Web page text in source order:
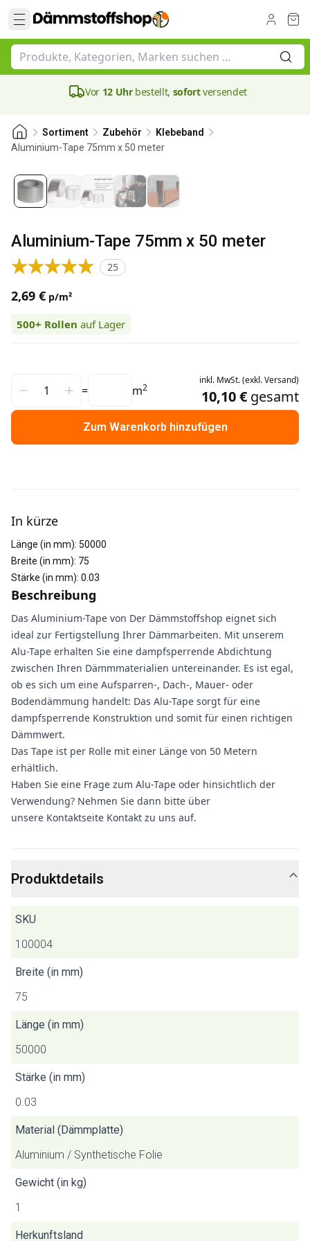
Vor 12 Uhrbestellt, sofortversendet
Sortiment Zubehör
Klebeband
Aluminium-Tape 75mm x 50 meter
Aluminium-Tape 75mm x 50 meter
25
2,69 € p/m²
500+ Rollen auf Lager
= m2
inkl. MwSt.(exkl.Versand)
10,10 € gesamt
Zum Warenkorb hinzufügen
In kürze
Länge (in mm): 50000
Breite (in mm): 75
Stärke (in mm): 0.03
Beschreibung
Das Aluminium-Tape von Der Dämmstoffshop eignet sich
ideal zur Fertigstellung Ihrer Dämmarbeiten. Mit unserem
Alu-Tape erhalten Sie eine dampfsperrende Abdichtung
zwischen Ihren Dämmmaterialien untereinander. Es ist egal,
ob es sich um eine Aufsparren-, Dach-, Mauer- oder
Bodendämmung handelt: Das Alu-Tape sorgt für eine
dampfsperrende Konstruktion und somit für einen richtigen
Dämmwert.
Das Tape ist per Rolle mit einer Länge von 50 Metern
erhältlich.
Haben Sie eine Frage zum Alu-Tape oder hinsichtlich der
Verwendung? Nehmen Sie dann bitte über
unsere Kontaktseite Kontakt zu uns auf.
Produktdetails
SKU
100004
Breite (in mm)
75
Länge (in mm)
50000
Stärke (in mm)
0.03
Material (Dämmplatte)
Aluminium / Synthetische Folie
Gewicht (in kg)
1
Herkunftsland